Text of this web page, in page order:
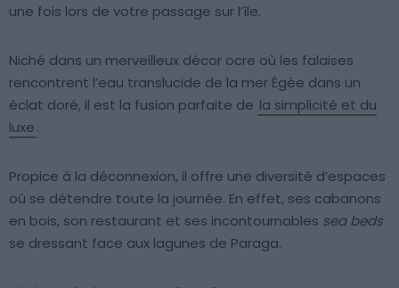
une fois lors de votre passage sur l’île.
Niché dans un merveilleux décor ocre où les falaises
rencontrent l’eau translucide de la mer Égée dans un
éclat doré, il est la fusion parfaite de la simplicité et du
luxe.
Propice à la déconnexion, il offre une diversité d’espaces
où se détendre toute la journée. En effet, ses cabanons
en bois, son restaurant et ses incontournables sea beds
se dressant face aux lagunes de Paraga.